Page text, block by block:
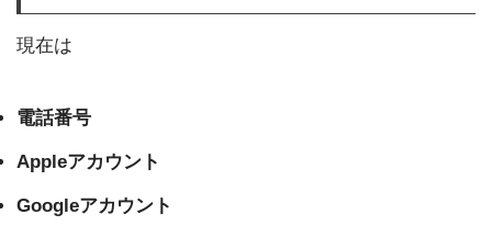
現在は
電話番号
Appleアカウント
Googleアカウント